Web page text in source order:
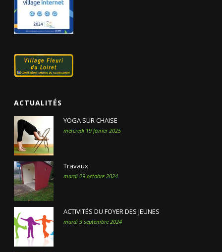
ACTUALITÉS
YOGA SUR CHAISE
mercredi 19 février 2025
Travaux
mardi 29 octobre 2024
ACTIVITÉS DU FOYER DES JEUNES
mardi 3 septembre 2024